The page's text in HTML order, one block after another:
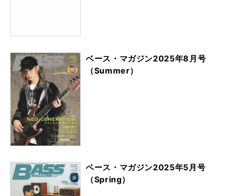
ベース・マガジン2025年8月号
（Summer）
ベース・マガジン2025年5月号
（Spring）